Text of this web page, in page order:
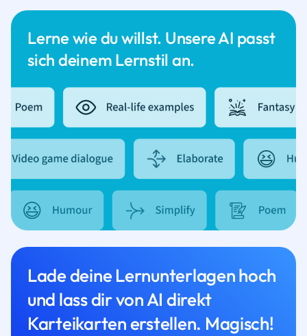
Lerne wie du willst. Unsere AI passt
sich deinem Lernstil an.
Lade deine Lernunterlagen hoch
und lass dir von AI direkt
Karteikarten erstellen. Magisch!